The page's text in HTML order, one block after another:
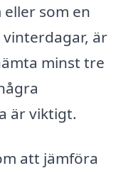
som en
är
minst tre
är viktigt.
att jämföra